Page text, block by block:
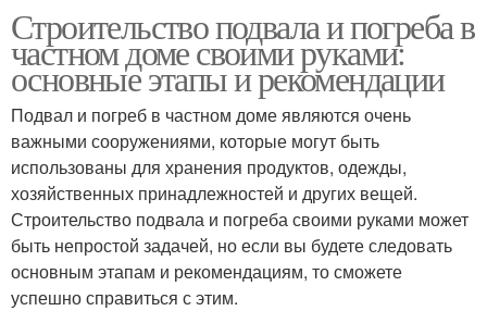
Строительство подвала и погреба в
частном доме своими руками:
основные этапы и рекомендации
Подвал и погреб в частном доме являются очень
важными сооружениями, которые могут быть
использованы для хранения продуктов, одежды,
хозяйственных принадлежностей и других вещей.
Строительство подвала и погреба своими руками может
быть непростой задачей, но если вы будете следовать
основным этапам и рекомендациям, то сможете
успешно справиться с этим.